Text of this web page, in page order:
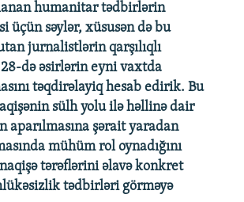
humanitar tədbirlərin
üçün səylər, xüsusən də bu
jurnalistlərin qarşılıqlı
də əsirlərin eyni vaxtda
təqdirəlayiq hesab edirik. Bu
sülh yolu ilə həllinə dair
aparılmasına şərait yaradan
mühüm rol oynadığını
tərəflərini əlavə konkret
tədbirləri görməyə